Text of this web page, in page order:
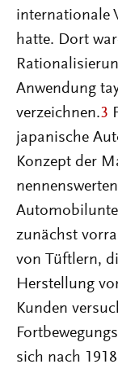
internationale
hatte. Dort
Anwendung
verzeichnen.3
japanische
Konzept der
zunächst
von Tüftlern,
Herstellung
Kunden
sich nach